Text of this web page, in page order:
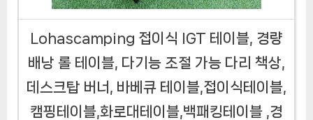
Lohascamping 접이식 IGT 테이블, 경량
배낭 롤 테이블, 다기능 조절 가능 다리 책상,
데스크탑 버너, 바베큐 테이블,접이식테이블,
캠핑테이블,화로대테이블,백패킹테이블 ,경